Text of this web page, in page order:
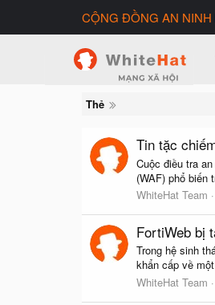
CỘNG ĐỒNG AN
Thẻ
Tin tặc
Cuộc điều tra
(WAF) phổ biến
WhiteHat Team
FortiWeb bị
Trong hệ sinh
khẩn cấp về
WhiteHat Team